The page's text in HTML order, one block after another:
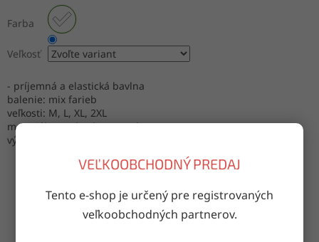
VEĽKOOBCHODNÝ PREDAJ
Tento e-shop je určený pre registrovaných
veľkoobchodných partnerov.
Farba
Veľkosť
- príjemná a elastická bavlna
balenie: mix farieb
veľkosti: M, L, XL, 2XL
materiál: 95% bavlna, 5% elastan
výroba: Turecko
OPÝTAŤ SA ZDIEĽAŤ